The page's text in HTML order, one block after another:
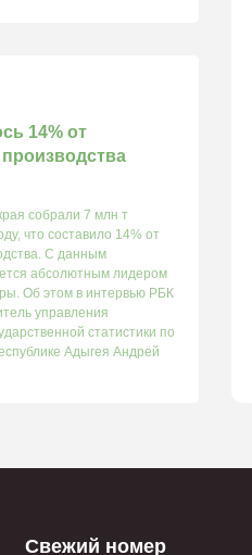
14% от
собрали 7 млн т
что составило 14% от
С данным
абсолютным лидером
Об этом в интервью РБК
управления
статистики по
Адыгея Андрей
Свежий номер